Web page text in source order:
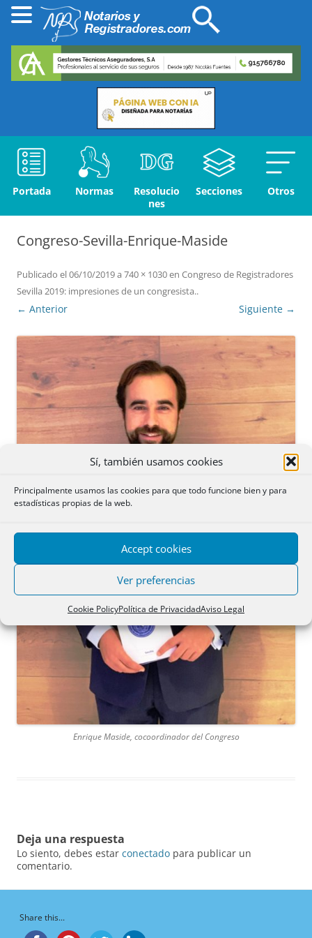
Sí, también usamos cookies
Principalmente usamos las cookies para que todo funcione bien y para
estadísticas propias de la web.
Accept cookies
Ver preferencias
Cookie PolicyPolítica de PrivacidadAviso Legal
Portada Normas
Resolucio
nes
Secciones Otros
Congreso-Sevilla-Enrique-Maside
Publicado el06/10/2019a 740 × 1030en Congreso de Registradores
Sevilla 2019: impresiones de un congresista..
← Anterior Siguiente →
Enrique Maside, cocoordinador del Congreso
Deja una respuesta
Lo siento, debes estar conectado para publicar un
comentario.
Share this...